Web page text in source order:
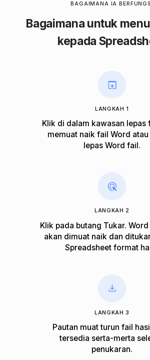
BAGAIMANA IA BERFUNGSI
Bagaimana untuk
kepada
LANGKAH 1
Klik di dalam kawasan lepas
memuat naik fail Word atau
lepas Word fail.
LANGKAH 2
Klik pada butang Tukar.
akan dimuat naik dan
Spreadsheet format
LANGKAH 3
Pautan muat turun fail
tersedia serta-merta
penukaran.